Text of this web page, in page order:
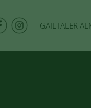
GAILTALER